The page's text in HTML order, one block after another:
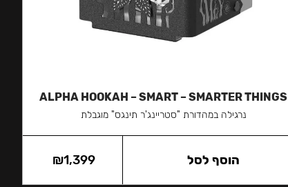
ALPHA HOOKAH – SMART – SMARTER THINGS
נרגילה במהדורת "סטריינג'ר תינגס" מוגבלת
₪1,399 הוסף לסל